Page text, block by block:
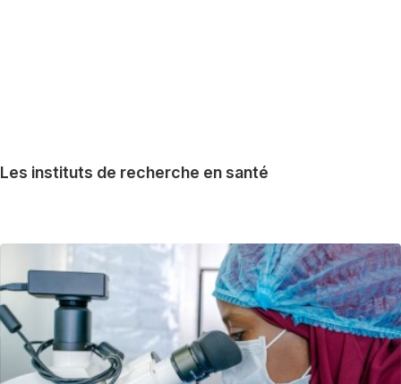
Les instituts de recherche en santé